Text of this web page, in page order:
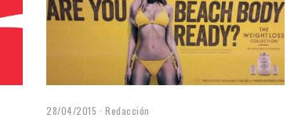
28/04/2015 Redacción